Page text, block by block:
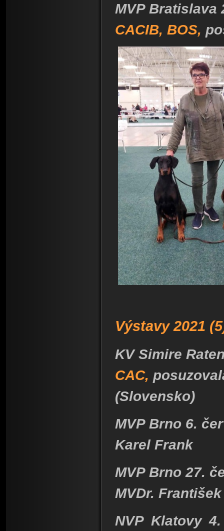
MVP
CACIB, BOS,
Výstavy 2021
KV Simire
CAC,
(Slovensko)
MVP Brno 6.
Karel Frank
MVP Brno 27.
MVDr.
NVP Klatovy